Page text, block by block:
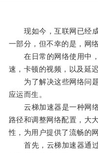
现如今，互联网已经成
一部分，但不幸的是，网
在日常的网络使用中，
速，卡顿的视频，以及延
为了解决这些网络问题
应运而生。
云梯加速器是一种网络
路径和调整网络配置，大
性，为用户提供了流畅的
首先，云梯加速器通过